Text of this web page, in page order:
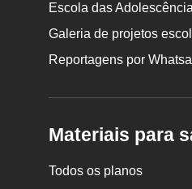
Escola das
Galeria de projetos
Reportagens por
Materiais para
Todos os planos